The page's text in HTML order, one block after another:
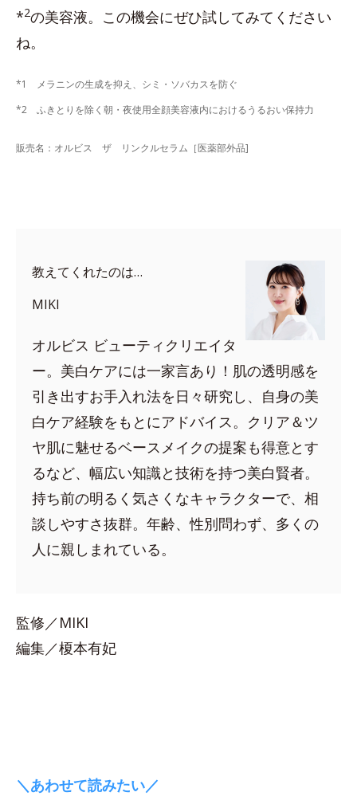
*2の美容液。この機会にぜひ試してみてください
ね。
*1 メラニンの生成を抑え、シミ・ソバカスを防ぐ
*2 ふきとりを除く朝・夜使用全顔美容液内におけるうるおい保持力
販売名：オルビス ザ リンクルセラム［医薬部外品]
教えてくれたのは…
MIKI
オルビス ビューティクリエイタ
ー。美白ケアには一家言あり！肌の透明感を
引き出すお手入れ法を日々研究し、自身の美
白ケア経験をもとにアドバイス。クリア＆ツ
ヤ肌に魅せるベースメイクの提案も得意とす
るなど、幅広い知識と技術を持つ美白賢者。
持ち前の明るく気さくなキャラクターで、相
談しやすさ抜群。年齢、性別問わず、多くの
人に親しまれている。
監修／MIKI
編集／榎本有妃
＼あわせて読みたい／